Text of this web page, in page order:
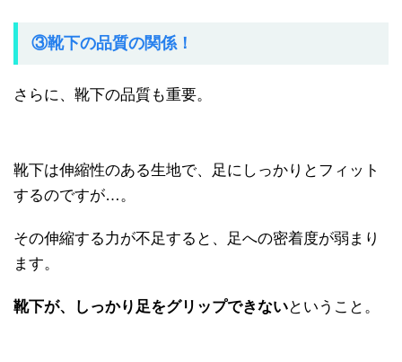
③靴下の品質の関係！
さらに、靴下の品質も重要。
靴下は伸縮性のある生地で、足にしっかりとフィット
するのですが…。
その伸縮する力が不足すると、足への密着度が弱まり
ます。
靴下が、しっかり足をグリップできないということ。